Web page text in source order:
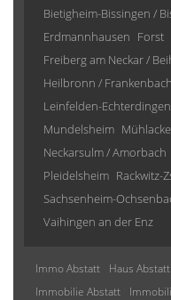
Bietigheim-Bissingen /
Erdmannhausen Forst
Freiberg am Neckar /
Heilbronn / Frankenbach
Leinfelden-Echterdingen
Mundelsheim
Neckarsulm / Amorbach
Pleidelsheim Rackwitz-
Sachsenheim-
Vaihingen an der Enz
Immo Abstatt Haus Abstatt
Immobilie Abstatt